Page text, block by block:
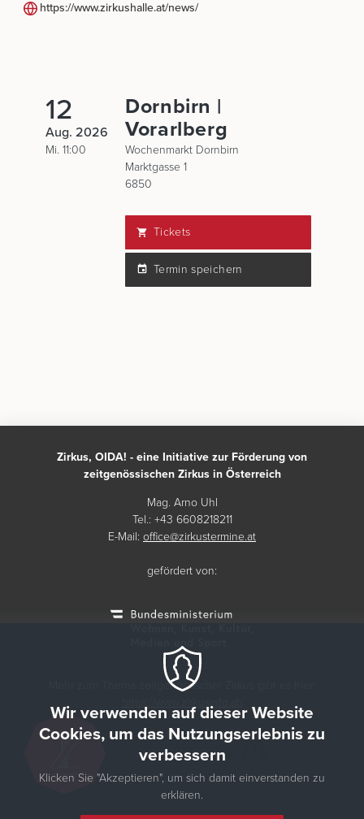
https://www.zirkushalle.at/news/
12
Aug. 2026
Mi. 11:00
Dornbirn |
Vorarlberg
Wochenmarkt Dornbirn
Marktgasse 1
6850
Tickets
Termin speichern
Zirkus, OIDA! - eine Initiative zur Förderung von
zeitgenössischen Zirkus in Österreich
Mag. Arno Uhl
Tel.: +43 6608218211
E-Mail: office@zirkustermine.at
gefördert von:
Mehr zum Thema zeitgenössischer Zirkus gibt es hier:
Wir verwenden auf dieser Website
Cookies, um das Nutzungserlebnis zu
verbessern
Klicken Sie "Akzeptieren", um sich damit einverstanden zu
erklären.